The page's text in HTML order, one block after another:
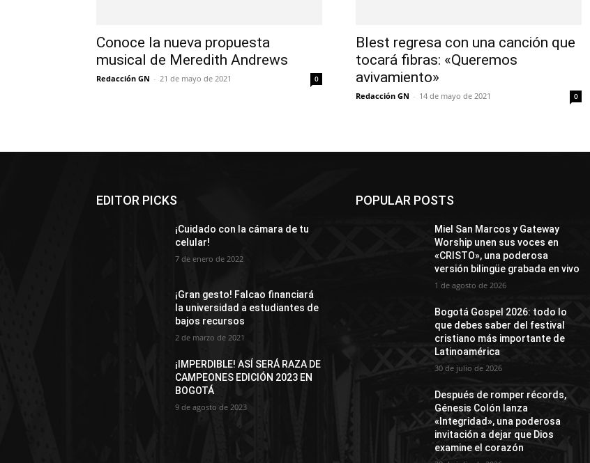
Conoce la nueva propuesta
musical de Meredith Andrews
Redacción GN - 21 de mayo de 2021 0
Blest regresa con una canción que
tocará fibras: «Queremos
avivamiento»
Redacción GN - 14 de mayo de 2021 0
EDITOR PICKS
¡Cuidado con la cámara de tu
celular!
7 de enero de 2022
¡Gran gesto! Falcao financiará
la universidad a estudiantes de
bajos recursos
2 de marzo de 2021
¡IMPERDIBLE! ASÍ SERÁ RAZA DE
CAMPEONES EDICIÓN 2023 EN
BOGOTÁ
9 de agosto de 2023
POPULAR POSTS
Miel San Marcos y Gateway
Worship unen sus voces en
«CRISTO», una poderosa
versión bilingüe grabada en vivo
1 de agosto de 2026
Bogotá Gospel 2026: todo lo
que debes saber del festival
cristiano más importante de
Latinoamérica
30 de julio de 2026
Después de romper récords,
Génesis Colón lanza
«Integridad», una poderosa
invitación a dejar que Dios
examine el corazón